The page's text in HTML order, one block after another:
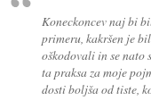
Koneckoncev naj bi
primeru, kakršen je
oškodovali in se nato
ta praksa za moje
dosti boljša od tiste,